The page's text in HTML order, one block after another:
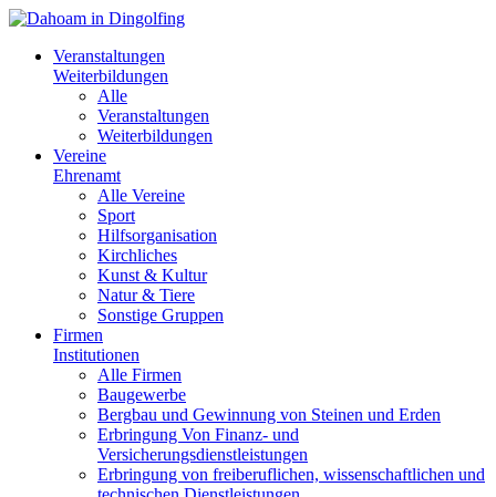
Veranstaltungen
Weiterbildungen
Alle
Veranstaltungen
Weiterbildungen
Vereine
Ehrenamt
Alle Vereine
Sport
Hilfsorganisation
Kirchliches
Kunst & Kultur
Natur & Tiere
Sonstige Gruppen
Firmen
Institutionen
Alle Firmen
Baugewerbe
Bergbau und Gewinnung von Steinen und Erden
Erbringung Von Finanz- und
Versicherungsdienstleistungen
Erbringung von freiberuflichen, wissenschaftlichen und